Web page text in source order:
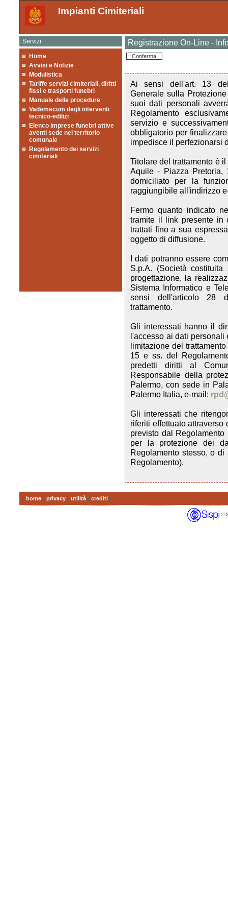
Impianti Cimiteriali
Servizi
Home
Avvisi e Notizie
Modulistica
Tariffe servizi cimiteriali, diritti
fissi e trasporti funebri
Manuale delle procedure
Vademecum degli interventi
tecnico-edilizi
Elenco imprese funebri attive
aventi sede nel territorio
comunale
Regolamento dei servizi
cimiteriali
Registrazione On-Line -
Conferma
Ai sensi dell'art. 13 del
Generale sulla
suoi dati personali
Regolamento
servizio e
obbligatorio per
impedisce il perfezionarsi
Titolare del trattamento è
Aquile - Piazza
domiciliato per la
raggiungibile all'indirizzo
Fermo quanto indicato
tramite il link presente in
trattati fino a sua
oggetto di diffusione.
I dati potranno essere
S.p.A. (Società
progettazione, la
Sistema Informatico e
sensi dell'articolo 28
trattamento.
Gli interessati hanno il
l'accesso ai dati
limitazione del
15 e ss. del
predetti diritti al
Responsabile della
Palermo, con sede in
Palermo Italia, e-mail:
Gli interessati che
riferiti effettuato
previsto dal
per la protezione dei
Regolamento stesso, o
Regolamento).
| home | privacy | utilità | crediti |
©